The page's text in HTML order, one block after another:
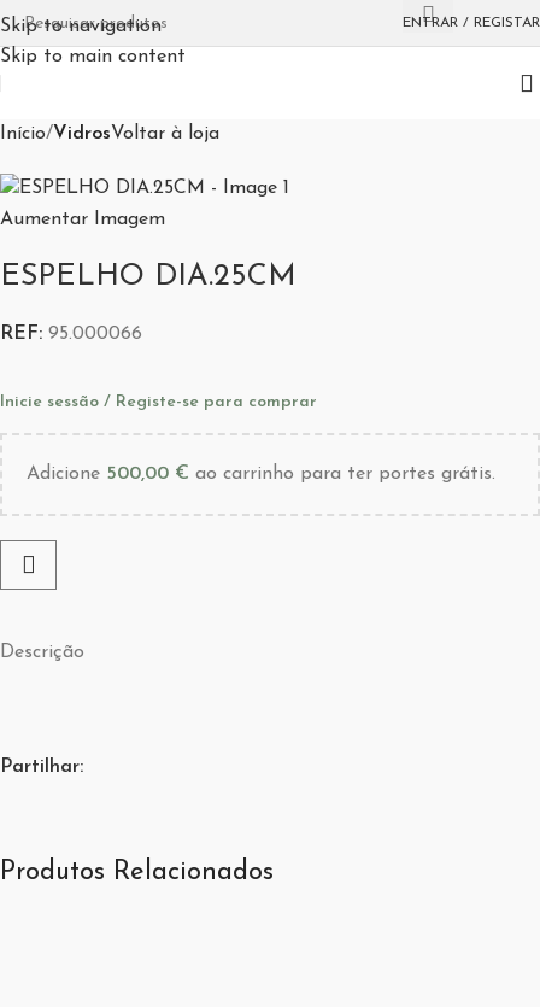
Skip to navigation
Skip to main content
ENTRAR / REGISTAR
Início VidrosVoltar à loja
Esgotado
Aumentar Imagem
ESPELHO DIA.25CM
REF: 95.000066
Inicie sessão / Registe-se para comprar
Adicione 500,00 € ao carrinho para ter portes grátis.
Descrição
Partilhar:
Produtos Relacionados